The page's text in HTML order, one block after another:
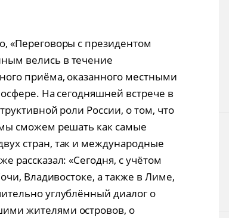
«Переговоры с президентом
велись в течение
приёма, оказанного местными
На сегодняшней встрече в
роли России, о том, что
сможем решать как самые
стран, так и международные
рассказал: «Сегодня, с учётом
Владивостоке, а также в Лиме,
углублённый диалог о
жителями островов, о